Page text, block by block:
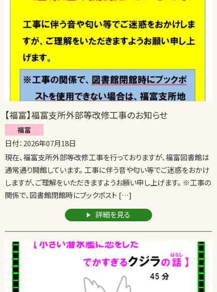
【福富】福富支所外部等改修工事のお知らせ
福富
日付：2026年07月18日
現在、福富支所外部等改修工事を行っておりますが、福富図書館は
通常通り開館しています。 工事に伴う音や匂い等でご迷惑をおかけ
しますが、ご理解をいただきますようお願い申し上げます。 ※工事の
関係で、図書館閉館時にブックポスト […]
詳細を見る